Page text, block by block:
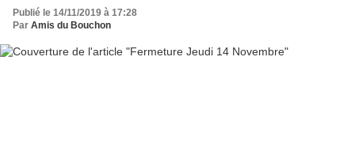
Publié le 14/11/2019 à 17:28
Par Amis du Bouchon